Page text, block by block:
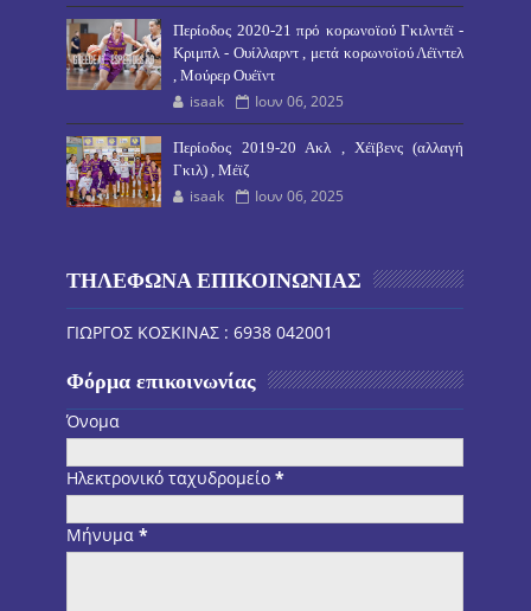
Περίοδος 2020-21 πρό κορωνοϊού Γκιλντέϊ -
Κριμπλ - Ουίλλαρντ , μετά κορωνοϊού Λέϊντελ
, Μούρερ Ουέϊντ
isaak Ιουν 06, 2025
Περίοδος 2019-20 Ακλ , Χέϊβενς (αλλαγή
Γκιλ) , Μέϊζ
isaak Ιουν 06, 2025
ΤΗΛΕΦΩΝΑ ΕΠΙΚΟΙΝΩΝΙΑΣ
ΓΙΩΡΓΟΣ ΚΟΣΚΙΝΑΣ : 6938 042001
Φόρμα επικοινωνίας
Όνομα
Ηλεκτρονικό ταχυδρομείο*
Μήνυμα*